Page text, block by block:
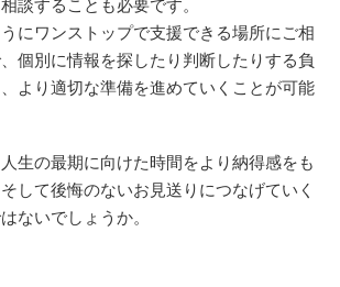
談することも必要です。
にワンストップで支援できる場所にご相
個別に情報を探したり判断したりする負
より適切な準備を進めていくことが可能
生の最期に向けた時間をより納得感をも
して後悔のないお見送りにつなげていく
ないでしょうか。